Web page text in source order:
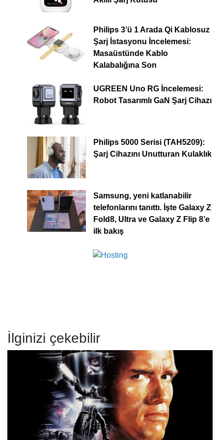
Philips 3’ü 1 Arada Qi Kablosuz
Şarj İstasyonu İncelemesi:
Masaüstünde Kablo
Kalabalığına Son
UGREEN Uno RG İncelemesi:
Robot Tasarımlı GaN Şarj Cihazı
Philips 5000 Serisi (TAH5209):
Şarj Cihazını Unutturan Kulaklık
Samsung, yeni katlanabilir
telefonlarını tanıttı. İşte Galaxy Z
Fold8, Ultra ve Galaxy Z Flip 8’e
ilk bakış
İlginizi çekebilir